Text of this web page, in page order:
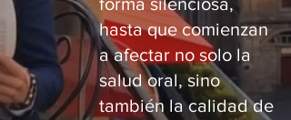
hasta que comienzan
a afectar no solo la
salud oral, sino
también la calidad de